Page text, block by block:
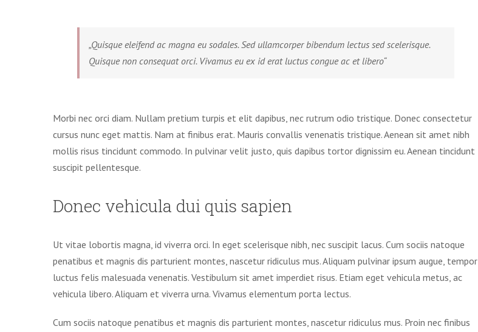
„Quisque eleifend ac magna eu sodales. Sed ullamcorper bibendum lectus sed scelerisque.
Quisque non consequat orci. Vivamus eu ex id erat luctus congue ac et libero“
Morbi nec orci diam. Nullam pretium turpis et elit dapibus, nec rutrum odio tristique. Donec consectetur
cursus nunc eget mattis. Nam at finibus erat. Mauris convallis venenatis tristique. Aenean sit amet nibh
mollis risus tincidunt commodo. In pulvinar velit justo, quis dapibus tortor dignissim eu. Aenean tincidunt
suscipit pellentesque.
Donec vehicula dui quis sapien
Ut vitae lobortis magna, id viverra orci. In eget scelerisque nibh, nec suscipit lacus. Cum sociis natoque
penatibus et magnis dis parturient montes, nascetur ridiculus mus. Aliquam pulvinar ipsum augue, tempor
luctus felis malesuada venenatis. Vestibulum sit amet imperdiet risus. Etiam eget vehicula metus, ac
vehicula libero. Aliquam et viverra urna. Vivamus elementum porta lectus.
Cum sociis natoque penatibus et magnis dis parturient montes, nascetur ridiculus mus. Proin nec finibus